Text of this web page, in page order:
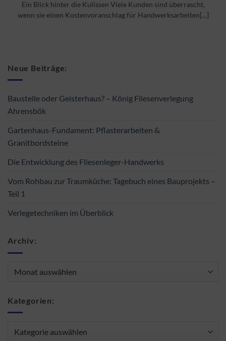
Ein Blick hinter die Kulissen Viele Kunden sind überrascht,
wenn sie einen Kostenvoranschlag für Handwerksarbeiten[…]
Neue Beiträge:
Baustelle oder Geisterhaus? – König Fliesenverlegung
Ahrensbök
Gartenhaus-Fundament: Pflasterarbeiten &
Granitbordsteine
Die Entwicklung des Fliesenleger-Handwerks
Vom Rohbau zur Traumküche: Tagebuch eines Bauprojekts –
Teil 1
Verlegetechniken im Überblick
Archiv:
Kategorien: